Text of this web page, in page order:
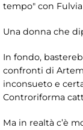
tempo" con
Una donna che
In fondo,
confronti di
inconsueto e
Controriforma
Ma in realtà c’è